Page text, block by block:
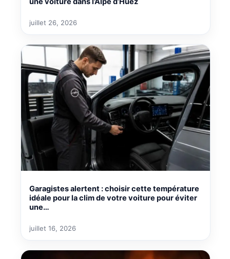
juillet 26, 2026
Garagistes alertent : choisir cette température
idéale pour la clim de votre voiture pour éviter
une…
juillet 16, 2026